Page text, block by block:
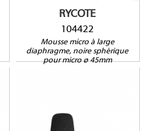
RYCOTE
104422
Mousse micro à large
diaphragme, noire sphérique
pour micro ø 45mm
NT2A, Sennheiser MK4,